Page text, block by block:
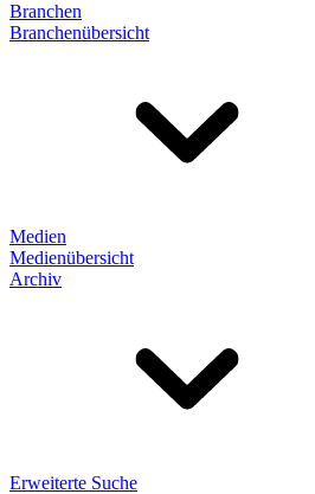
Branchen
Branchenübersicht
Medien
Medienübersicht
Archiv
Erweiterte Suche